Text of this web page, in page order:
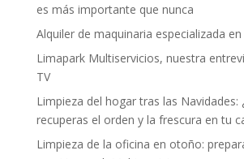
es más importante que nunca
Alquiler de maquinaria especializada
Limapark Multiservicios, nuestra
TV
Limpieza del hogar tras las Navidades:
recuperas el orden y la frescura en tu
Limpieza de la oficina en otoño: